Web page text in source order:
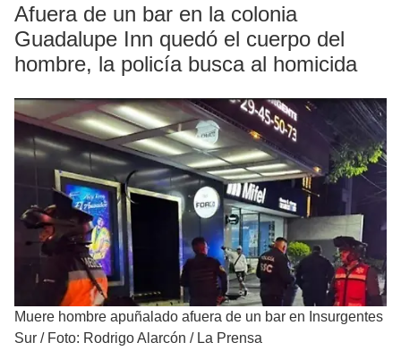
Afuera de un bar en la colonia
Guadalupe Inn quedó el cuerpo del
hombre, la policía busca al homicida
Muere hombre apuñalado afuera de un bar en Insurgentes
Sur / Foto: Rodrigo Alarcón / La Prensa